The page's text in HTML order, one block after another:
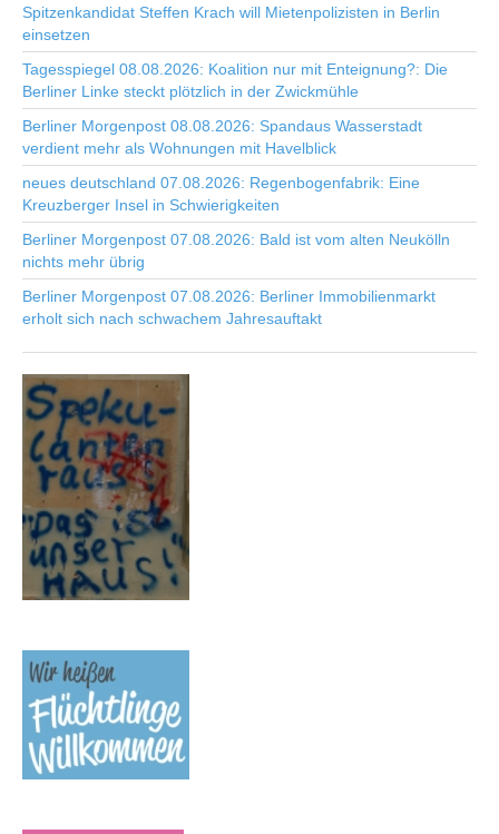
Spitzenkandidat Steffen Krach will Mietenpolizisten in Berlin
einsetzen
Tagesspiegel 08.08.2026: Koalition nur mit Enteignung?: Die
Berliner Linke steckt plötzlich in der Zwickmühle
Berliner Morgenpost 08.08.2026: Spandaus Wasserstadt
verdient mehr als Wohnungen mit Havelblick
neues deutschland 07.08.2026: Regenbogenfabrik: Eine
Kreuzberger Insel in Schwierigkeiten
Berliner Morgenpost 07.08.2026: Bald ist vom alten Neukölln
nichts mehr übrig
Berliner Morgenpost 07.08.2026: Berliner Immobilienmarkt
erholt sich nach schwachem Jahresauftakt